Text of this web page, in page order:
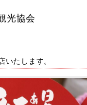
光協会
いたします。